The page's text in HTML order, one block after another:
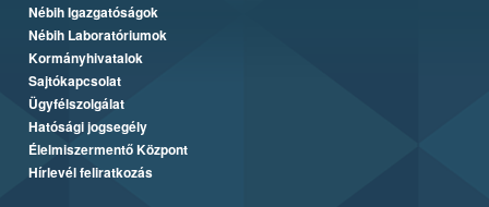
Nébih Igazgatóságok
Nébih Laboratóriumok
Kormányhivatalok
Sajtókapcsolat
Ügyfélszolgálat
Hatósági jogsegély
Élelmiszermentő Központ
Hírlevél feliratkozás